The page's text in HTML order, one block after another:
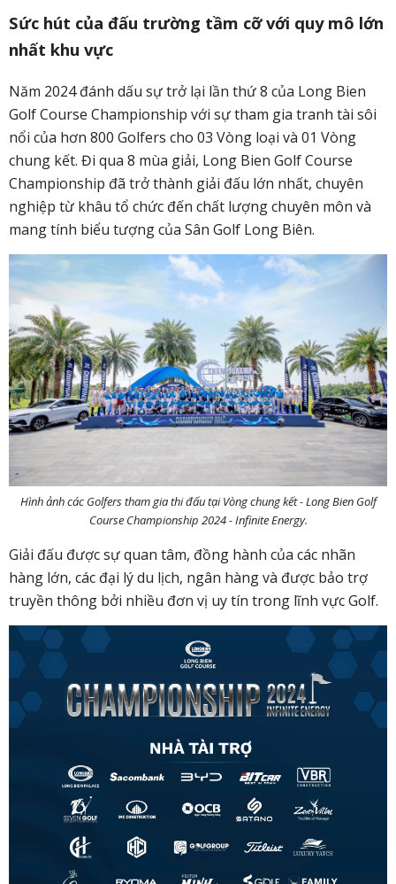
Sức hút của đấu trường tầm cỡ với quy mô lớn
nhất khu vực
Năm 2024 đánh dấu sự trở lại lần thứ 8 của Long Bien
Golf Course Championship với sự tham gia tranh tài sôi
nổi của hơn 800 Golfers cho 03 Vòng loại và 01 Vòng
chung kết. Đi qua 8 mùa giải, Long Bien Golf Course
Championship đã trở thành giải đấu lớn nhất, chuyên
nghiệp từ khâu tổ chức đến chất lượng chuyên môn và
mang tính biểu tượng của Sân Golf Long Biên.
Hình ảnh các Golfers tham gia thi đấu tại Vòng chung kết - Long Bien Golf
Course Championship 2024 - Infinite Energy.
Giải đấu được sự quan tâm, đồng hành của các nhãn
hàng lớn, các đại lý du lịch, ngân hàng và được bảo trợ
truyền thông bởi nhiều đơn vị uy tín trong lĩnh vực Golf.